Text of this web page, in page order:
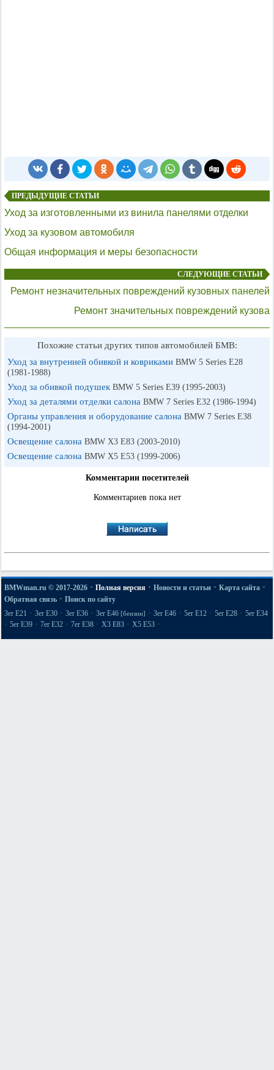
ПРЕДЫДУЩИЕ СТАТЬИ
Уход за изготовленными из винила панелями отделки
Уход за кузовом автомобиля
Общая информация и меры безопасности
СЛЕДУЮЩИЕ СТАТЬИ
Ремонт незначительных повреждений кузовных панелей
Ремонт значительных повреждений кузова
Похожие статьи других типов автомобилей БМВ:
Уход за внутренней обивкой и ковриками BMW 5 Series E28
(1981-1988)
Уход за обивкой подушек BMW 5 Series E39 (1995-2003)
Уход за деталями отделки салона BMW 7 Series E32 (1986-1994)
Органы управления и оборудование салона BMW 7 Series E38
(1994-2001)
Освещение салона BMW X3 E83 (2003-2010)
Освещение салона BMW X5 E53 (1999-2006)
Комментарии посетителей
Комментариев пока нет
BMWman.ru © 2017-2026 · Полная версия · Новости и статьи · Карта сайта ·
Обратная связь · Поиск по сайту
3er E21 · 3er E30 · 3er E36 · 3er E46 [бензин] · 3er E46 · 5er E12 · 5er E28 · 5er E34
· 5er E39 · 7er E32 · 7er E38 · X3 E83 · X5 E53 ·